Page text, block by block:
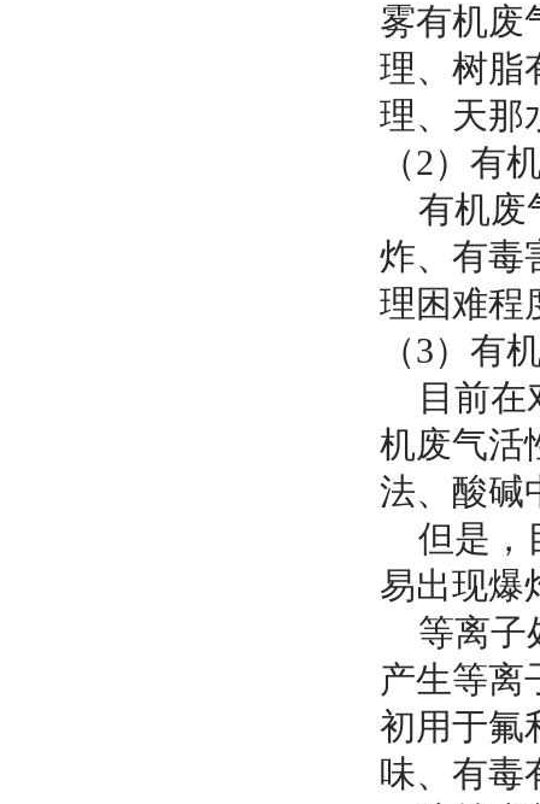
雾有机废
理、树脂
理、天那
（2）有
有机废
炸、有毒
理困难程
（3）有
目前在
机废气活
法、酸碱
但是，
易出现爆
等离子
产生等离
初用于氟
味、有毒